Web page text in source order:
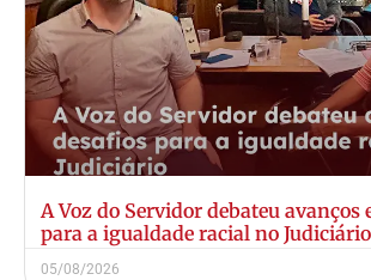
A Voz do Servidor debateu avanços
para a igualdade racial no Judiciário
05/08/2026